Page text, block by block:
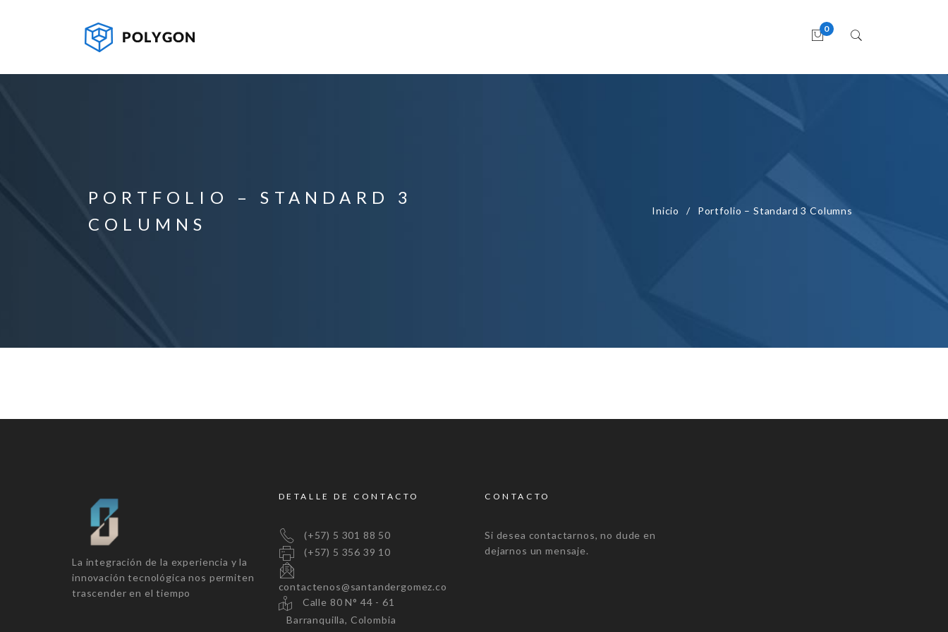
PORTFOLIO – STANDARD 3
COLUMNS
Inicio Portfolio – Standard 3 Columns
La integración de la experiencia y la
innovación tecnológica nos permiten
trascender en el tiempo
DETALLE DE CONTACTO
(+57) 5 301 88 50
(+57) 5 356 39 10
contactenos@santandergomez.co
Calle 80 N° 44 - 61
Barranquilla, Colombia
CONTACTO
Si desea contactarnos, no dude en
dejarnos un mensaje.